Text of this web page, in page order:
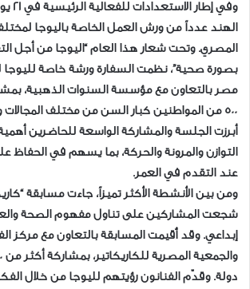
وفي
الهند عدداً من ورش العمل الخاصة باليوجا
المصري. وتحت شعار هذا العام “اليوجا من أجل
بصورة صحية”، نظمت السفارة ورشة خاصة
مصر بالتعاون مع مؤسسة السنوات الذهبية،
500 من المواطنين كبار السن من مختلف
أبرزت الجلسة والمشاركة الواسعة للحاضرين
التوازن والمرونة والحركة، بما يسهم في الحفاظ
عند التقدم في العمر.
ومن بين الأنشطة الأكثر تميزاً، جاءت مسابقة
شجعت المشاركين على تناول مفهوم الصحة
إبداعي. وقد أُقيمت المسابقة بالتعاون مع مركز
دولة. وقدّم الفنانون رؤيتهم لليوجا من خلال